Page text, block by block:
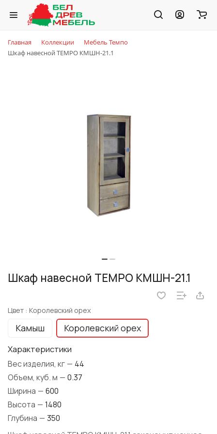
Главная Коллекции
Мебель Темпо
Шкаф навесной TEMPO КМШН-21.1
Шкаф навесной TEMPO КМШН-21.1
Цвет : Королевский орех
Камыш Королевский орех
Характеристики
Вес изделия, кг — 44
Объем, куб. м — 0.37
Ширина — 600
Высота — 1480
Глубина — 350